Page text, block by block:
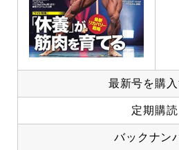
最新号を購
定期購読
バックナン